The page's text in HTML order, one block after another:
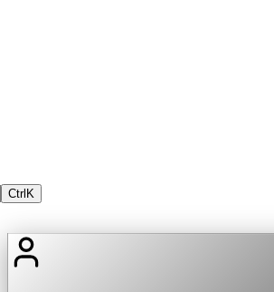
Ctrl K